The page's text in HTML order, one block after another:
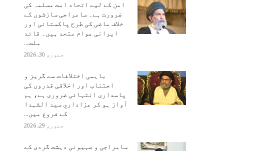
امن کے لیے اتحاد امت مسلمہ کی
ضرورت ہے۔ سامراجی سازشوں کے
خلاف ماضی کی طرح پاکستانی اور
ایرانی عوام متحد ہیں۔ قائد
ملت...
جنوری 30, 2026
باہمی اختلافات سے گریز و
اجتناب اور اخلاقی قدروں کی
پاسداری انتہائی ضروری ہے، ہم
آواز ہو کر عزاداریِ سید الشہدا
کے فروغ میں...
جنوری 29, 2026
سامراجی و صہیونی دہشت گردی کے